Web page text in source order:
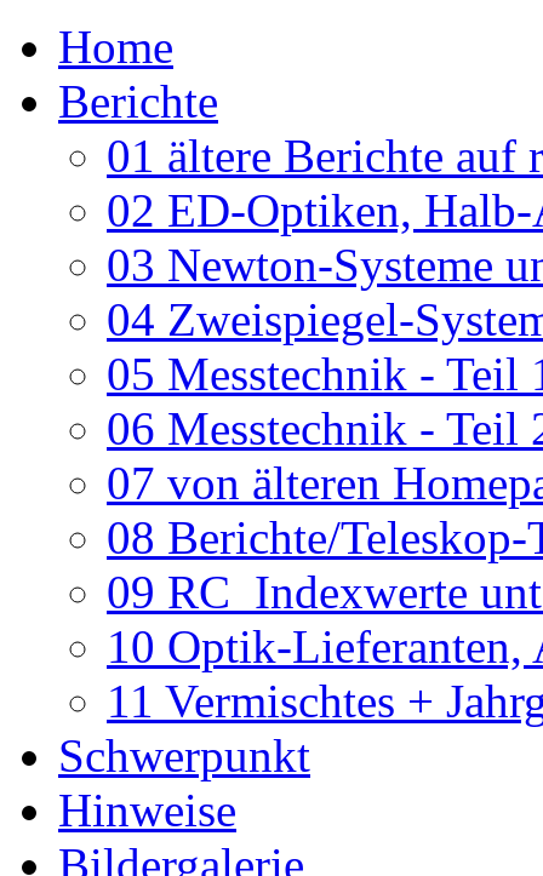
Home
Berichte
01 ältere Berichte auf
02 ED-Optiken, Halb-
03 Newton-Systeme
04 Zweispiegel-
05 Messtechnik - Teil
06 Messtechnik - Teil
07 von älteren
08 Berichte/
09 RC_Indexwerte
10 Optik-Lieferanten,
11 Vermischtes +
Schwerpunkt
Hinweise
Bildergalerie